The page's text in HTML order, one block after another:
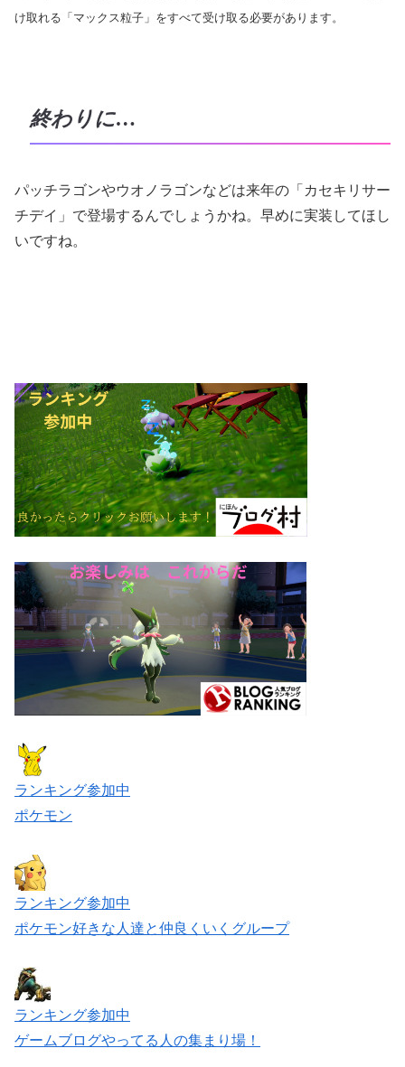
け取れる「マックス粒子」をすべて受け取る必要があります。
終わりに…
パッチラゴンやウオノラゴンなどは来年の「カセキリサー
チデイ」で登場するんでしょうかね。早めに実装してほし
いですね。
ランキング参加中
ポケモン
ランキング参加中
ポケモン好きな人達と仲良くいくグループ
ランキング参加中
ゲームブログやってる人の集まり場！